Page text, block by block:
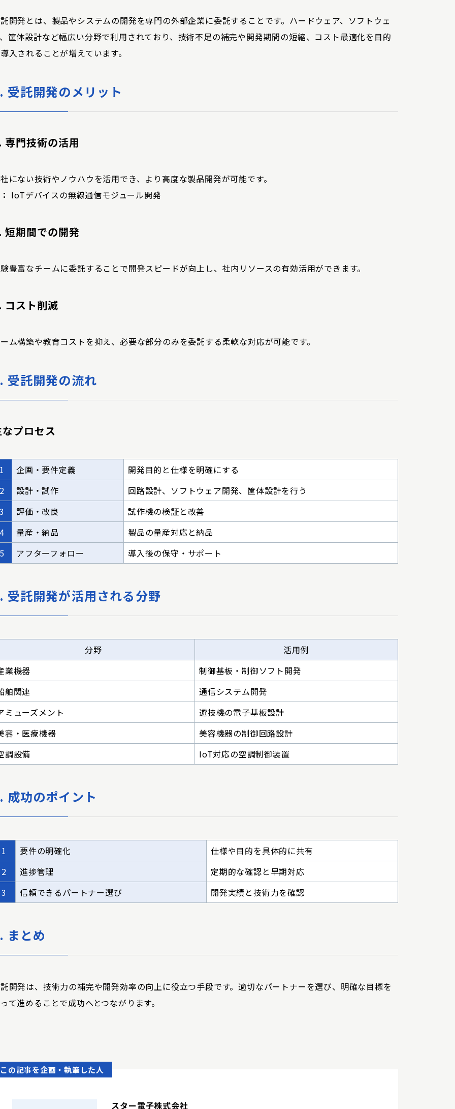
開発とは、製品やシステムの開発を専門の外部企業に委託することです。ハードウェア、ソフトウェ
筐体設計など幅広い分野で利用されており、技術不足の補完や開発期間の短縮、コスト最適化を目的
入されることが増えています。
受託開発のメリット
専門技術の活用
にない技術やノウハウを活用でき、より高度な製品開発が可能です。
： IoTデバイスの無線通信モジュール開発
短期間での開発
豊富なチームに委託することで開発スピードが向上し、社内リソースの有効活用ができます。
コスト削減
ム構築や教育コストを抑え、必要な部分のみを委託する柔軟な対応が可能です。
受託開発の流れ
プロセス
1 企画・要件定義
開発目的と仕様を明確にする
2
設計・試作
回路設計、ソフトウェア開発、筐体設計を行う
3
評価・改良
試作機の検証と改善
4
量産・納品
製品の量産対応と納品
5
アフターフォロー 導入後の保守・サポート
受託開発が活用される分野
分野
活用例
業機器
制御基板・制御ソフト開発
舶関連
通信システム開発
ミューズメント
遊技機の電子基板設計
容・医療機器
美容機器の制御回路設計
調設備
IoT対応の空調制御装置
成功のポイント
1 要件の明確化
仕様や目的を具体的に共有
2
進捗管理
定期的な確認と早期対応
3
信頼できるパートナー選び 開発実績と技術力を確認
まとめ
開発は、技術力の補完や開発効率の向上に役立つ手段です。適切なパートナーを選び、明確な目標を
て進めることで成功へとつながります。
スター電子株式会社
この記事を企画・執筆した人